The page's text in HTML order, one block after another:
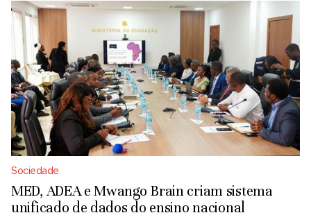
Sociedade
MED, ADEA e Mwango Brain criam sistema
unificado de dados do ensino nacional